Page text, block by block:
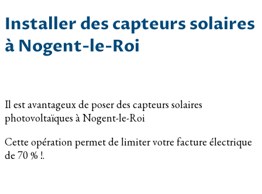
Installer des capteurs solaires
à Nogent-le-Roi
Il est avantageux de poser des capteurs solaires
photovoltaïques à Nogent-le-Roi
Cette opération permet de limiter votre facture électrique
de 70 % !.